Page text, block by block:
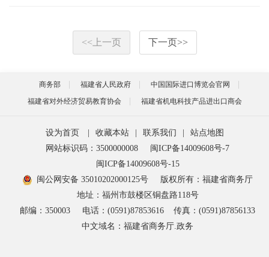
<< 上一页 下一页>>
商务部 福建省人民政府
中国国际进口博览会官网
福建省对外经济贸易教育协会
福建省机电科技产品进出口商会
设为首页 收藏本站 联系我们
站点地图
网站标识码：3500000008
闽ICP备14009608号-7
闽ICP备14009608号-15
闽公网安备 35010202000125号
版权所有：福建省商务厅
地址：福州市鼓楼区铜盘路118号
邮编：350003
电话：(0591)87853616
传真：(0591)87856133
中文域名：福建省商务厅.政务